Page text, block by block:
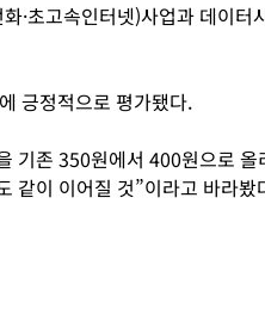
·초고속인터넷)사업과 데이터
긍정적으로 평가됐다.
기존 350원에서 400원으로 올
같이 이어질 것”이라고 바라